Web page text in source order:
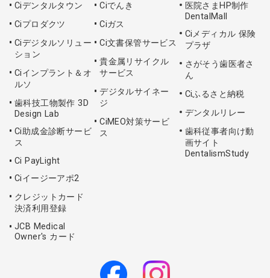
Ciデンタルタウン
Ciプロダクツ
Ciデジタルソリュー
ション
Ciインプラント＆オ
ルソ
歯科技工物製作 3D
Design Lab
Ci助成金診断サービ
ス
Ci PayLight
Ciイージーアポ2
クレジットカード
決済利用登録
JCB Medical
Owner's カード
Ciでんき
Ciガス
Ci文書保管サービス
貴金属リサイクル
サービス
デジタルサイネー
ジ
CiMEO対策サービ
ス
医院さまHP制作
DentalMall
Ciメディカル 保険
プラザ
さがそう歯医者さ
ん
Ciふるさと納税
デンタルリレー
歯科従事者向け動
画サイト
DentalismStudy